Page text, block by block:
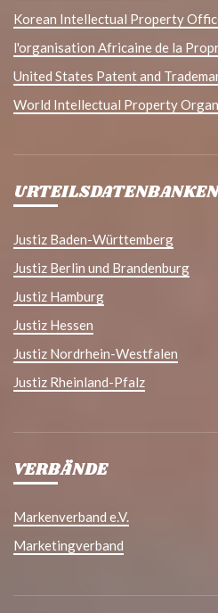
Korean Intellectual Property
l'organisation Africaine de la
United States Patent and
World Intellectual Property
Justiz Baden-Württemberg
Justiz Berlin und Brandenburg
Justiz Hamburg
Justiz Hessen
Justiz Nordrhein-Westfalen
Justiz Rheinland-Pfalz
VERBÄNDE
Markenverband e.V.
Marketingverband